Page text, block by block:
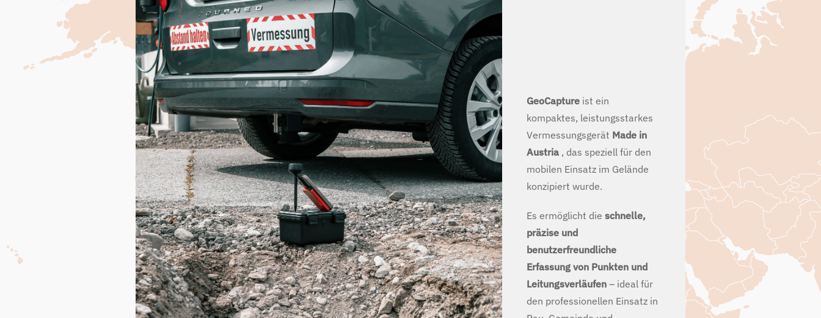
GeoCapture ist ein
kompaktes, leistungsstarkes
Vermessungsgerät Made in
Austria , das speziell für den
mobilen Einsatz im Gelände
konzipiert wurde.
Es ermöglicht die schnelle,
präzise und
benutzerfreundliche
Erfassung von Punkten und
Leitungsverläufen – ideal für
den professionellen Einsatz in